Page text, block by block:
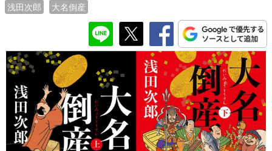
浅田次郎
大名倒産